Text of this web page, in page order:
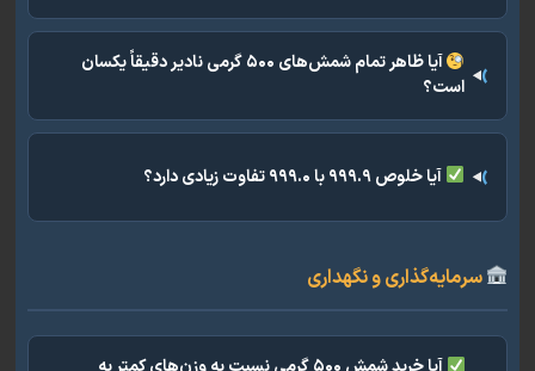
آیا ظاهر تمام شمش‌های ۵۰۰ گرمی نادیر دقیقاً یکسان
آیا خلوص ۹۹۹.۹ با ۹۹۹.۰ تفاوت زیادی دارد؟
و نگهداری